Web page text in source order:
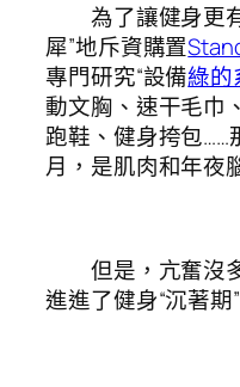
為了讓健身更有
犀”地斥資購置
專門研究“設備綠的
動文胸、速干毛巾
跑鞋、健身挎包……
月，是肌肉和年夜
但是，亢奮沒多
進進了健身“沉著